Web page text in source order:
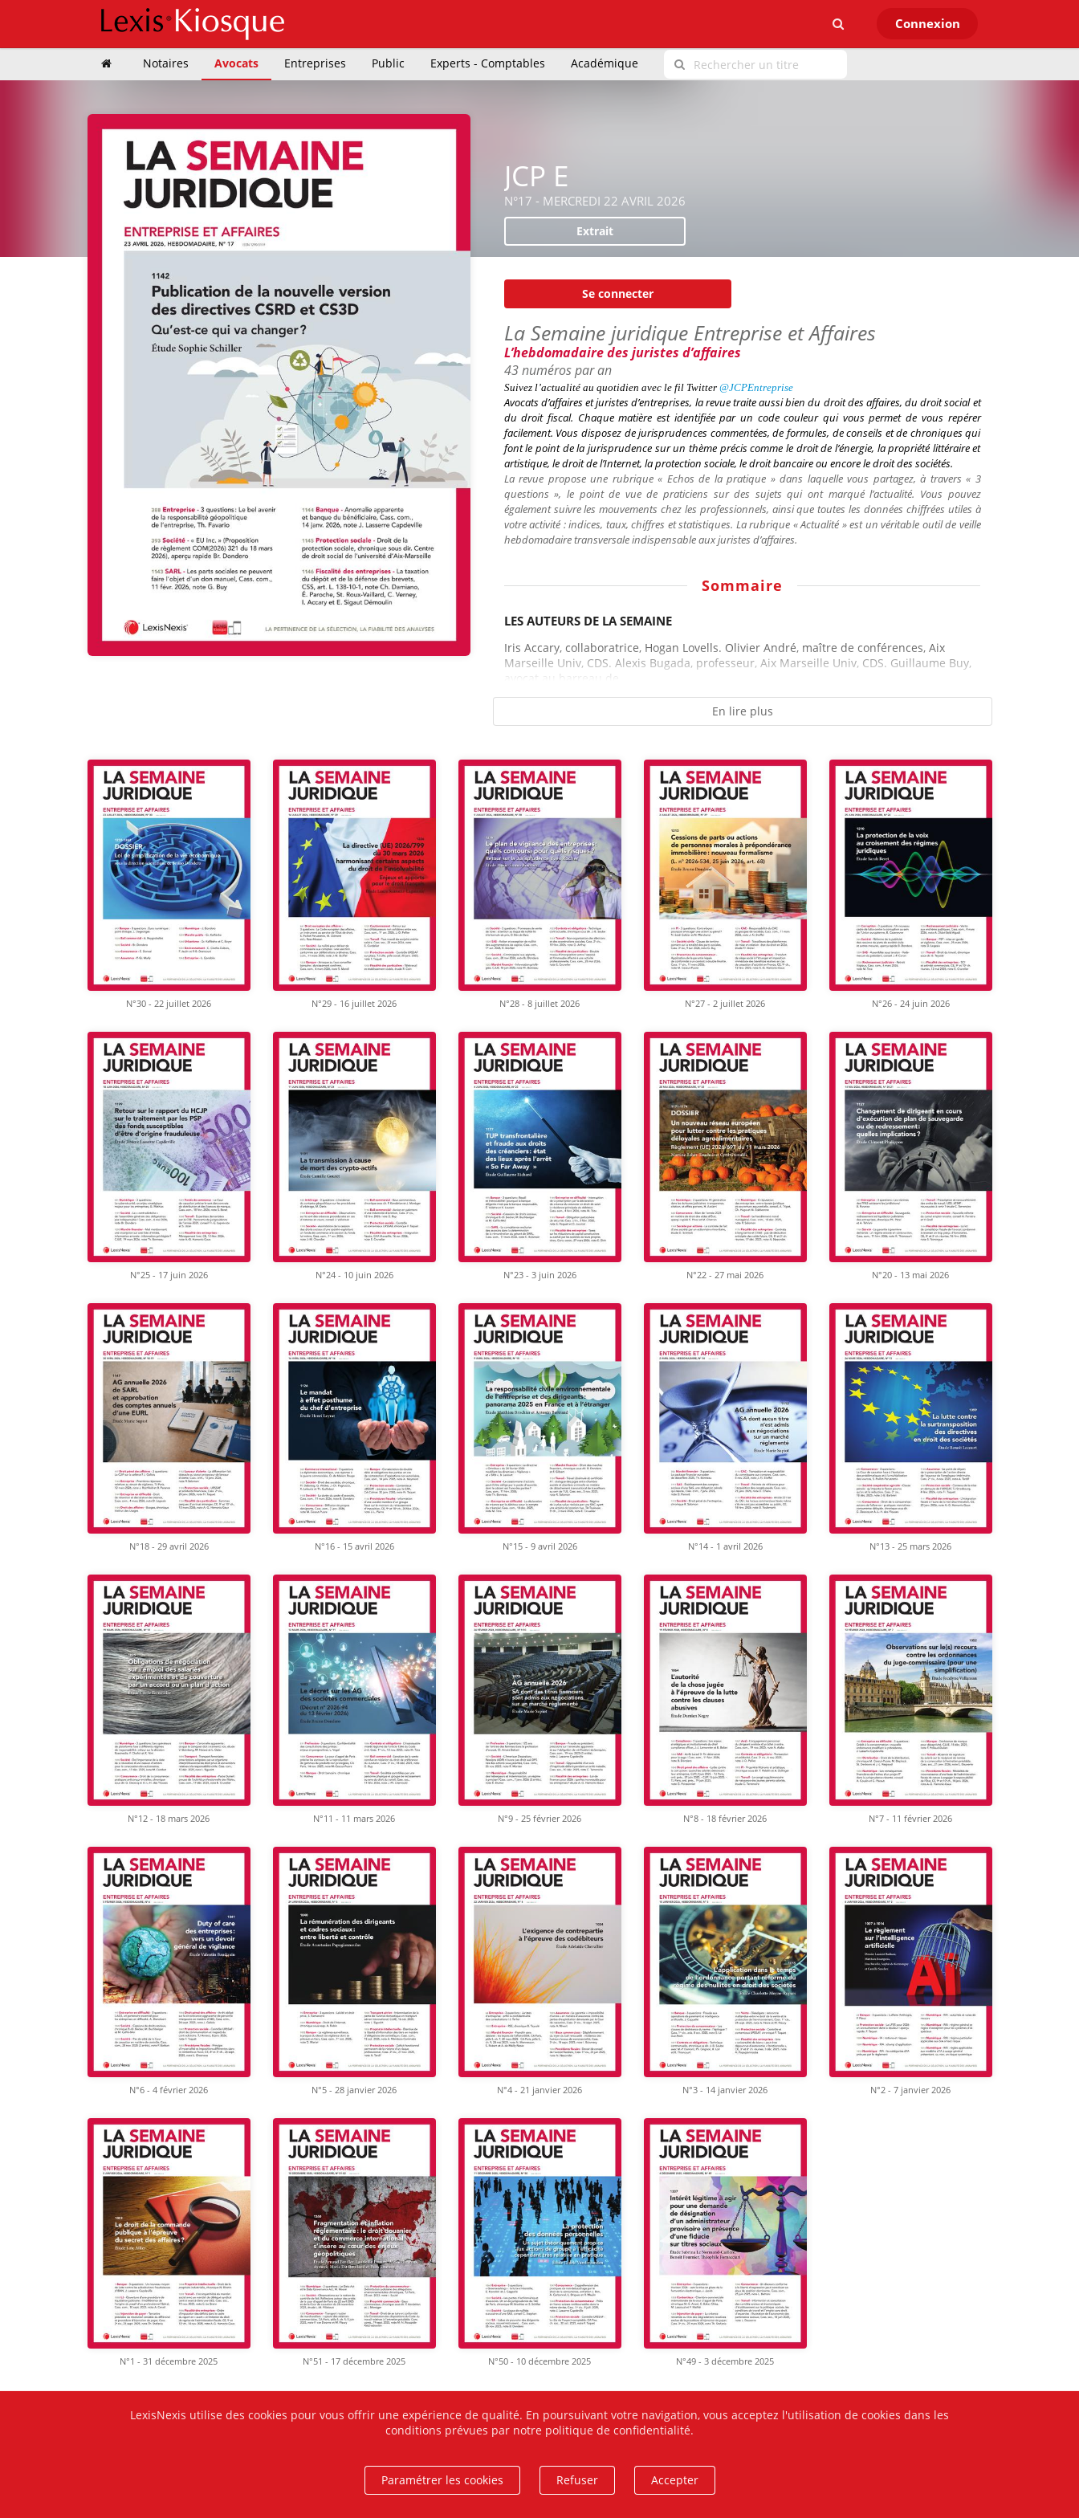
Connexion
Notaires Avocats Entreprises Public Experts - Comptables Académique
JCP E
N°17 - MERCREDI 22 AVRIL 2026
Extrait
Se connecter
La Semaine juridique Entreprise et Affaires
L’hebdomadaire des juristes d’affaires
43 numéros par an
Suivez l’actualité au quotidien avec le fil Twitter @JCPEntreprise
Avocats d’affaires et juristes d’entreprises, la revue traite aussi bien du droit des affaires, du droit social et
du droit fiscal. Chaque matière est identifiée par un code couleur qui vous permet de vous repérer
facilement. Vous disposez de jurisprudences commentées, de formules, de conseils et de chroniques qui
font le point de la jurisprudence sur un thème précis comme le droit de l’énergie, la propriété littéraire et
artistique, le droit de l’Internet, la protection sociale, le droit bancaire ou encore le droit des sociétés.
La revue propose une rubrique « Echos de la pratique » dans laquelle vous partagez, à travers « 3
questions », le point de vue de praticiens sur des sujets qui ont marqué l’actualité. Vous pouvez
également suivre les mouvements chez les professionnels, ainsi que toutes les données chiffrées utiles à
votre activité : indices, taux, chiffres et statistiques. La rubrique « Actualité » est un véritable outil de veille
hebdomadaire transversale indispensable aux juristes d’affaires.
Sommaire
LES AUTEURS DE LA SEMAINE
Iris Accary, collaboratrice, Hogan Lovells. Olivier André, maître de conférences, Aix
Marseille Univ, CDS. Alexis Bugada, professeur, Aix Marseille Univ, CDS. Guillaume Buy,
avocat au barreau de...
En lire plus
N°30 - 22 juillet 2026 N°29 - 16 juillet 2026 N°28 - 8 juillet 2026 N°27 - 2 juillet 2026 N°26 - 24 juin 2026
N°25 - 17 juin 2026 N°24 - 10 juin 2026 N°23 - 3 juin 2026 N°22 - 27 mai 2026 N°20 - 13 mai 2026
N°18 - 29 avril 2026 N°16 - 15 avril 2026 N°15 - 9 avril 2026 N°14 - 1 avril 2026 N°13 - 25 mars 2026
N°12 - 18 mars 2026 N°11 - 11 mars 2026 N°9 - 25 février 2026 N°8 - 18 février 2026 N°7 - 11 février 2026
N°6 - 4 février 2026 N°5 - 28 janvier 2026 N°4 - 21 janvier 2026 N°3 - 14 janvier 2026 N°2 - 7 janvier 2026
N°1 - 31 décembre 2025 N°51 - 17 décembre 2025 N°50 - 10 décembre 2025 N°49 - 3 décembre 2025
LexisNexis utilise des cookies pour vous offrir une expérience de qualité. En poursuivant votre navigation, vous acceptez l'utilisation de cookies dans les
conditions prévues par notre politique de confidentialité.
Paramétrer les cookies Refuser Accepter